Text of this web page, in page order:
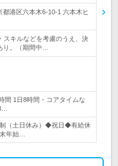
港区六本木6-10-1 六本木ヒ
スキルなどを考慮のうえ、決
。（期間中…
間 1日8時間・コアタイムな
（土日休み）◆祝日◆有給休
年始…